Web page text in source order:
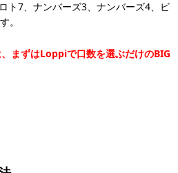
抽選の結果についてはお答えできま
（贈呈時期は状況により変更になる
わせは受け付けておりませんので、
ト7、ナンバーズ3、ナンバーズ4、ビ
。
まずはLoppiで口数を選ぶだけのBIG